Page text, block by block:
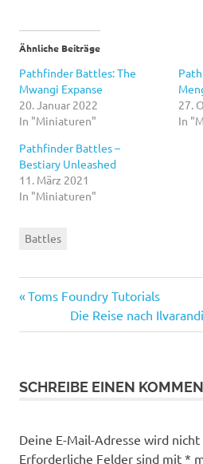
Ähnliche Beiträge
Pathfinder Battles: The
Mwangi Expanse
20. Januar 2022
In "Miniaturen"
27.
In
Pathfinder Battles –
Bestiary Unleashed
11. März 2021
In "Miniaturen"
Battles
Vorheriger
Beitrag:
Toms Foundry Tutorials
Nächster
Beitrag:
Die Reise nach
SCHREIBE EINEN
Deine E-Mail-Adresse wird
Erforderliche Felder sind mit *